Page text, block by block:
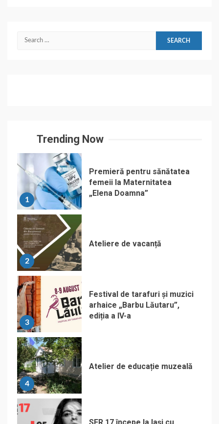
Search
Trending Now
1
Premieră pentru sănătatea
femeii la Maternitatea
„Elena Doamna”
2
Ateliere de vacanță
3
Festival de tarafuri și muzici
arhaice „Barbu Lăutaru”,
ediția a IV-a
4
Atelier de educație muzeală